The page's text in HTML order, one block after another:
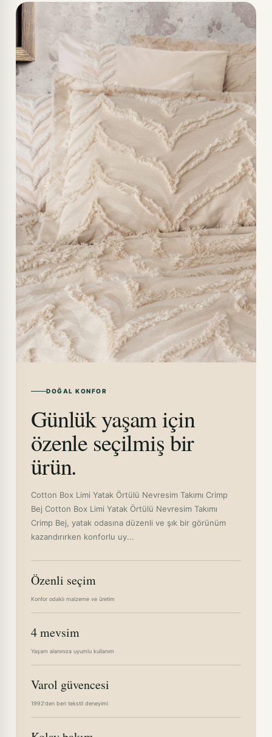
DOĞAL KONFOR
Günlük yaşam için
özenle seçilmiş bir
ürün.
Cotton Box Limi Yatak Örtülü Nevresim Takımı Crimp
Bej Cotton Box Limi Yatak Örtülü Nevresim Takımı
Crimp Bej, yatak odasına düzenli ve şık bir görünüm
kazandırırken konforlu uy...
Özenli seçim
Konfor odaklı malzeme ve üretim
4 mevsim
Yaşam alanınıza uyumlu kullanım
Varol güvencesi
1992'den beri tekstil deneyimi